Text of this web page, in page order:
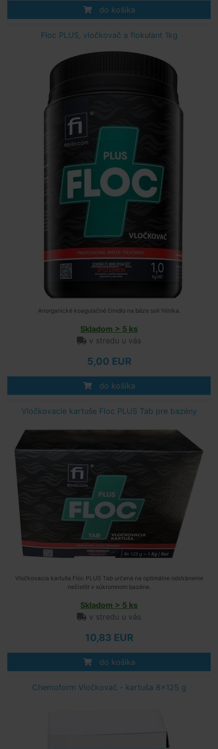
do košíka
Floc PLUS, vločkovač a flokulant 1kg
Anorganické koagulačné činidlo na báze soli hliníka.
Skladom > 5 ks
v stredu u vás
5,00 EUR
do košíka
Vločkovacie kartuše Floc PLUS Tab pre bazény
Vločkovacia kartuša Floc PLUS Tab určená na optimálne odstránenie
nečistôt v súkromnom bazéne.
Skladom > 5 ks
v stredu u vás
10,83 EUR
do košíka
Chemoform Vločkovač - kartuša 8x125 g